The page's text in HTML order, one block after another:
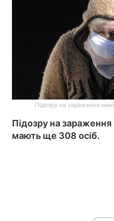
Підозру на зараження
Підозру на зараження
мають ще 308 осіб.